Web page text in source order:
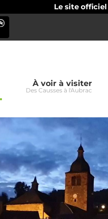
Le site
À voir à visiter
Des Causses à l'Aubrac